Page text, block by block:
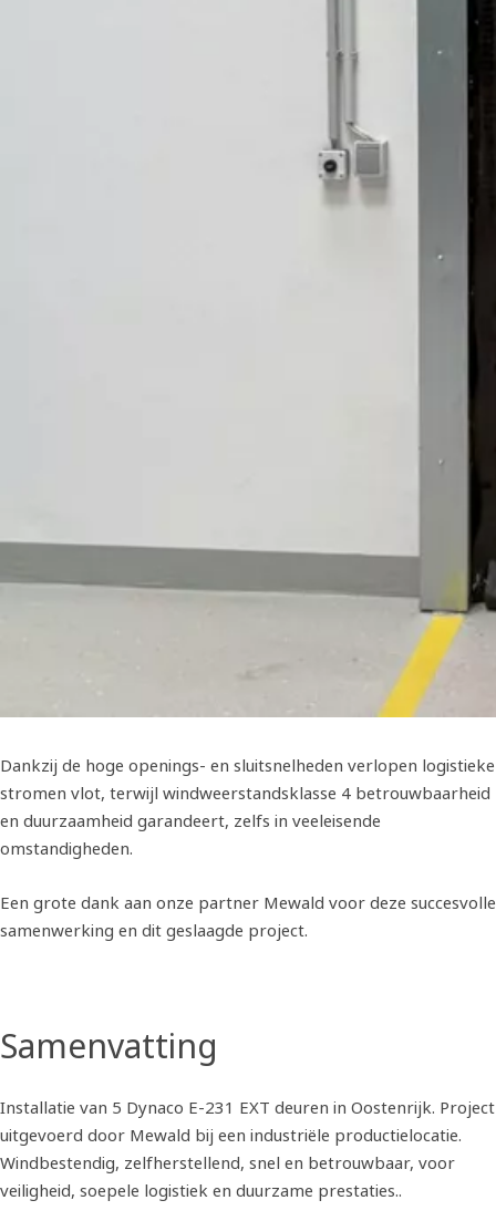
Dankzij de hoge openings- en sluitsnelheden verlopen logistieke
stromen vlot, terwijl windweerstandsklasse 4 betrouwbaarheid
en duurzaamheid garandeert, zelfs in veeleisende
omstandigheden.
Een grote dank aan onze partner Mewald voor deze succesvolle
samenwerking en dit geslaagde project.
Samenvatting
Installatie van 5 Dynaco E-231 EXT deuren in Oostenrijk. Project
uitgevoerd door Mewald bij een industriële productielocatie.
Windbestendig, zelfherstellend, snel en betrouwbaar, voor
veiligheid, soepele logistiek en duurzame prestaties..